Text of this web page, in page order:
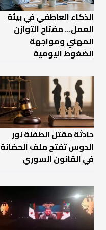
الذكاء العاطفي في بيئة
العمل… مفتاح التوازن
المهني ومواجهة
الضغوط اليومية
حادثة مقتل الطفلة نور
الدوس تفتح ملف الحضانة
في القانون السوري